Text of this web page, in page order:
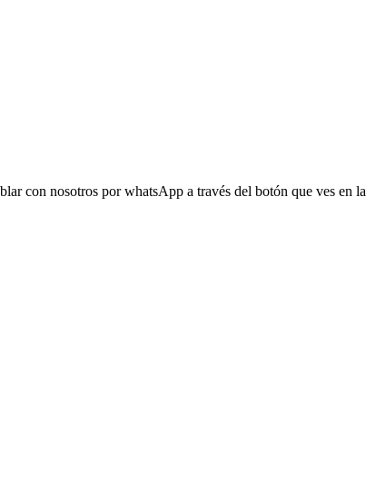
con nosotros por whatsApp a través del botón que ves en la